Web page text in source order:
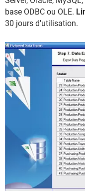
base ODBC ou OLE.
30 jours d'utilisation.